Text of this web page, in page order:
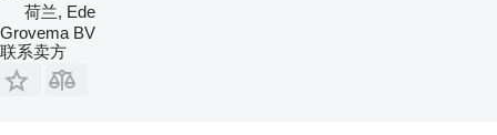
荷兰, Ede
Grovema BV
联系卖方